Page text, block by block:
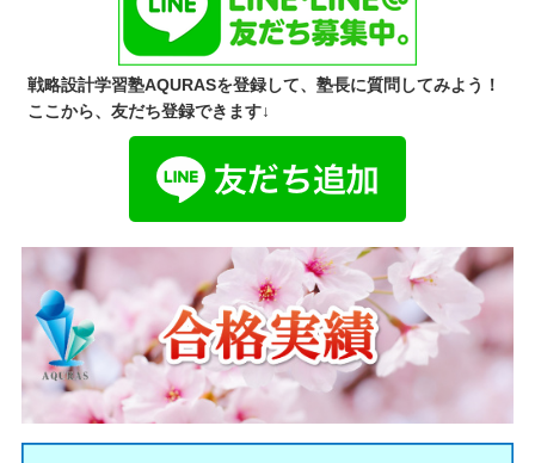
戦略設計学習塾AQURASを登録して、塾長に質問してみよう！
ここから、友だち登録できます↓